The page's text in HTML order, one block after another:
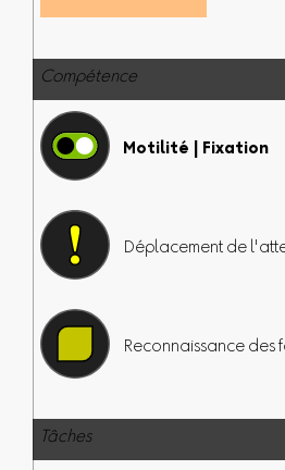
Compétence
Motilité | Fixation
Déplacement de
Reconnaissance des
Tâches